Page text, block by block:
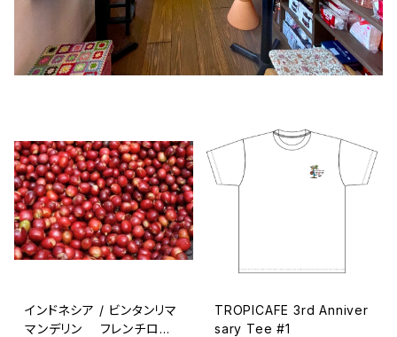
インドネシア / ビンタンリマ
マンデリン フレンチロー
TROPICAFE 3rd Anniver
sary Tee #1